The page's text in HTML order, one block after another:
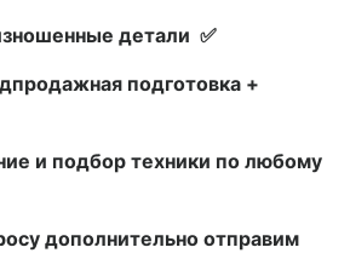
детали ✅
подготовка +
и подбор техники по любому
дополнительно отправим